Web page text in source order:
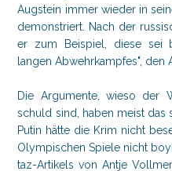
Augstein immer wieder in
demonstriert. Nach der
er zum Beispiel, diese sei
langen Abwehrkampfes", den
Die Argumente, wieso der
schuld sind, haben meist das
Putin hätte die Krim nicht
Olympischen Spiele nicht
taz-Artikels von Antje